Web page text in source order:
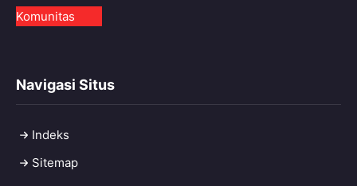
Komunitas
Navigasi Situs
Indeks
Sitemap